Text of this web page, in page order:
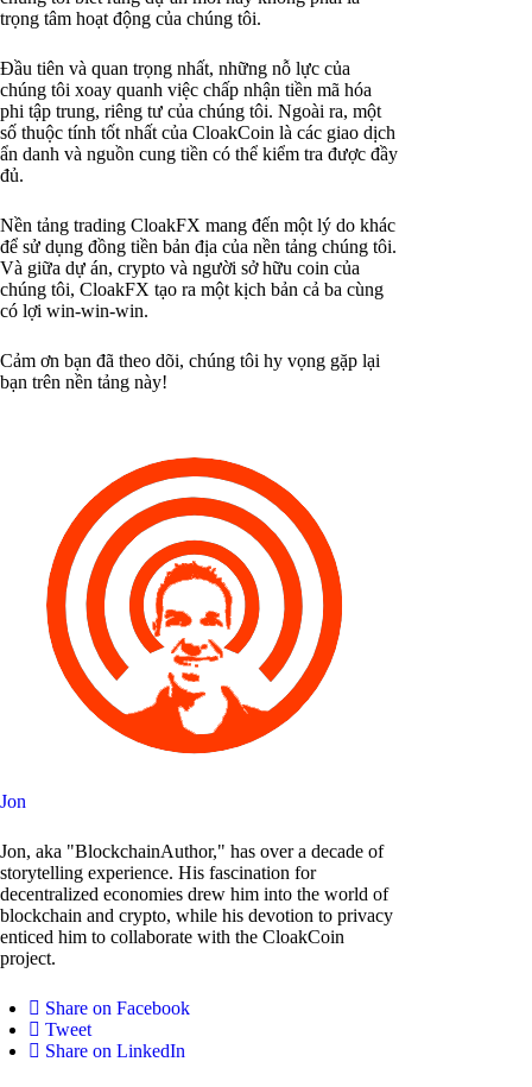
trọng tâm hoạt động của chúng tôi.
Đầu tiên và quan trọng nhất, những nỗ lực của
chúng tôi xoay quanh việc chấp nhận tiền mã hóa
phi tập trung, riêng tư của chúng tôi. Ngoài ra, một
số thuộc tính tốt nhất của CloakCoin là các giao dịch
ẩn danh và nguồn cung tiền có thể kiểm tra được đầy
đủ.
Nền tảng trading CloakFX mang đến một lý do khác
để sử dụng đồng tiền bản địa của nền tảng chúng tôi.
Và giữa dự án, crypto và người sở hữu coin của
chúng tôi, CloakFX tạo ra một kịch bản cả ba cùng
có lợi win-win-win.
Cảm ơn bạn đã theo dõi, chúng tôi hy vọng gặp lại
bạn trên nền tảng này!
Jon
Jon, aka "BlockchainAuthor," has over a decade of
storytelling experience. His fascination for
decentralized economies drew him into the world of
blockchain and crypto, while his devotion to privacy
enticed him to collaborate with the CloakCoin
project.
Share on Facebook
Tweet
Share on LinkedIn